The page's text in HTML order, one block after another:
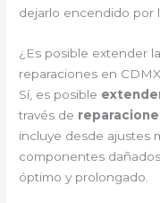
dejarlo encendido por
¿Es posible extender
reparaciones en
Sí, es posible
través de
incluye desde ajustes
componentes
óptimo y prolongado.